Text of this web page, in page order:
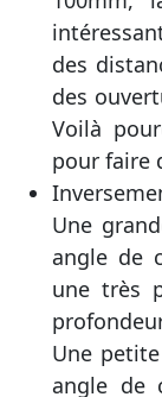
des
des
Voilà
pour faire
Une
angle de
une très
Une
angle de